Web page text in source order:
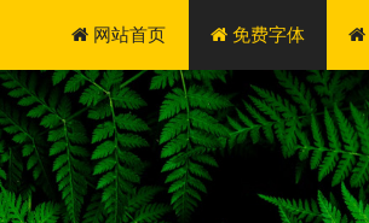
网站首页 免费字体